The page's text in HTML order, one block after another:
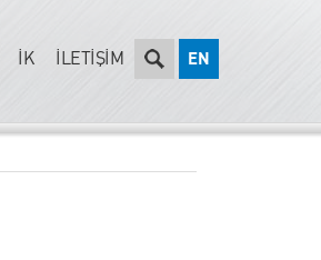
İK İLETİŞİM EN